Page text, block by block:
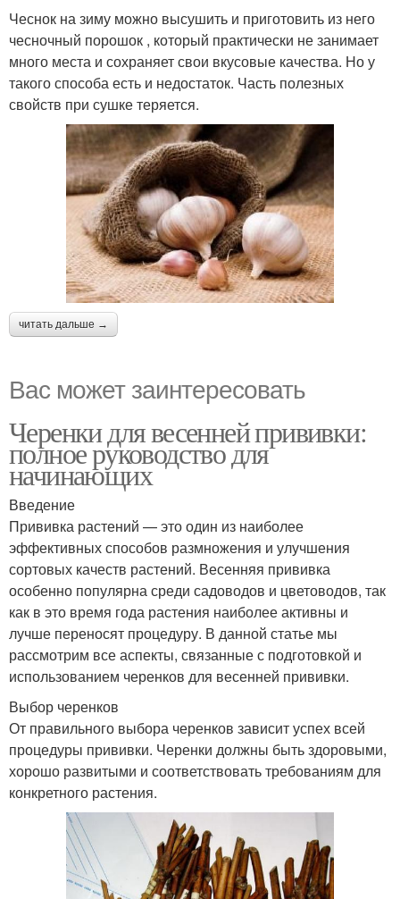
Чеснок на зиму можно высушить и приготовить из него
чесночный порошок , который практически не занимает
много места и сохраняет свои вкусовые качества. Но у
такого способа есть и недостаток. Часть полезных
свойств при сушке теряется.
читать дальше →
Вас может заинтересовать
Черенки для весенней прививки:
полное руководство для
начинающих
Введение
Прививка растений — это один из наиболее
эффективных способов размножения и улучшения
сортовых качеств растений. Весенняя прививка
особенно популярна среди садоводов и цветоводов, так
как в это время года растения наиболее активны и
лучше переносят процедуру. В данной статье мы
рассмотрим все аспекты, связанные с подготовкой и
использованием черенков для весенней прививки.
Выбор черенков
От правильного выбора черенков зависит успех всей
процедуры прививки. Черенки должны быть здоровыми,
хорошо развитыми и соответствовать требованиям для
конкретного растения.